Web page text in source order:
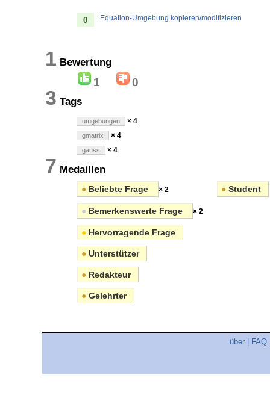
0 Equation-Umgebung kopieren/modifizieren
1 Bewertung
1 0
3 Tags
umgebungen × 4
gmatrix × 4
gauss × 4
7 Medaillen
● Beliebte Frage × 2
● Bemerkenswerte Frage × 2
● Hervorragende Frage
● Unterstützer
● Redakteur
● Gelehrter
● Student
über FAQ